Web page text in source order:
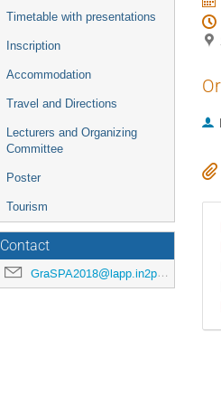
Timetable with presentations
Inscription
Accommodation
Travel and Directions
Lecturers and Organizing
Committee
Poster
Tourism
Contact
GraSPA2018@lapp.in2p3.fr